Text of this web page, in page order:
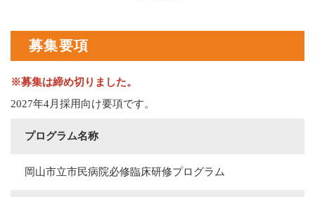
募集要項
※募集は締め切りました。
2027年4月採用向け要項です。
プログラム名称
岡山市立市民病院必修臨床研修プログラム